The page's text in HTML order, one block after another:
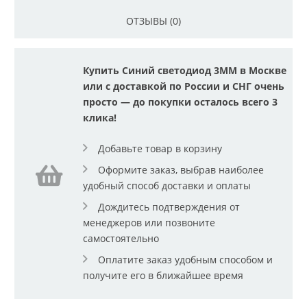
ОТЗЫВЫ (0)
Купить Синий светодиод 3ММ в Москве
или с доставкой по России и СНГ очень
просто — до покупки осталось всего 3
клика!
Добавьте товар в корзину
Оформите заказ, выбрав наиболее
удобный способ доставки и оплаты
Дождитесь подтверждения от
менеджеров или позвоните
самостоятельно
Оплатите заказ удобным способом и
получите его в ближайшее время